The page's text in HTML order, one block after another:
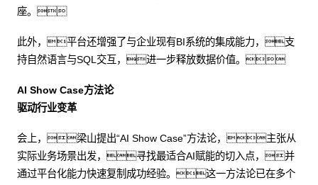
座。
此外，平台还增强了与企业现有BI系统的集成能力，支
持自然语言与SQL交互，进一步释放数据价值。
AI Show Case方法论
驱动行业变革
会上，梁山提出“AI Show Case”方法论，主张从
实际业务场景出发，寻找最适合AI赋能的切入点，并
通过平台化能力快速复制成功经验。这一方法论已在多个